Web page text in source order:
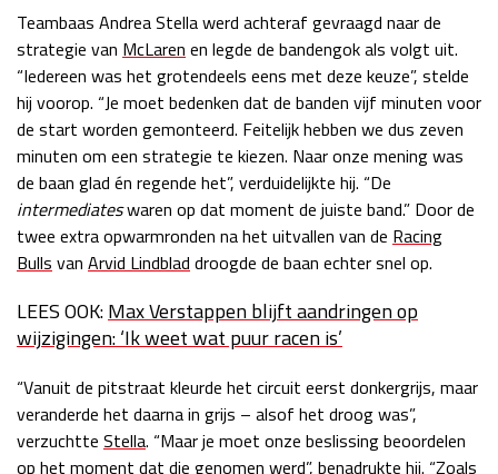
Teambaas Andrea Stella werd achteraf gevraagd naar de
strategie van McLaren en legde de bandengok als volgt uit.
“Iedereen was het grotendeels eens met deze keuze”, stelde
hij voorop. “Je moet bedenken dat de banden vijf minuten voor
de start worden gemonteerd. Feitelijk hebben we dus zeven
minuten om een strategie te kiezen. Naar onze mening was
de baan glad én regende het”, verduidelijkte hij. “De
intermediateswaren op dat moment de juiste band.” Door de
twee extra opwarmronden na het uitvallen van de Racing
Bulls van Arvid Lindblad droogde de baan echter snel op.
LEES OOK:Max Verstappen blijft aandringen op
wijzigingen: ‘Ik weet wat puur racen is’
“Vanuit de pitstraat kleurde het circuit eerst donkergrijs, maar
veranderde het daarna in grijs – alsof het droog was”,
verzuchtte Stella. “Maar je moet onze beslissing beoordelen
op het moment dat die genomen werd”, benadrukte hij. “Zoals